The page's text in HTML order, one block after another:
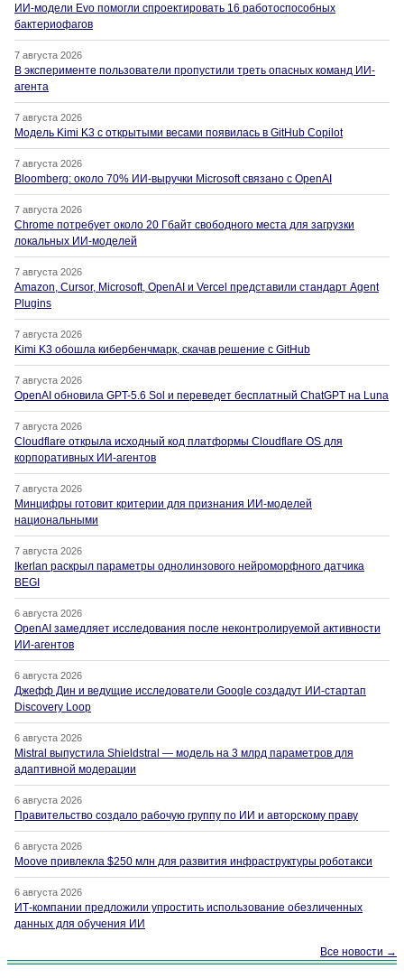
ИИ-модели Evo помогли спроектировать 16 работоспособных
бактериофагов
7 августа 2026
В эксперименте пользователи пропустили треть опасных команд ИИ-
агента
7 августа 2026
Модель Kimi K3 с открытыми весами появилась в GitHub Copilot
7 августа 2026
Bloomberg: около 70% ИИ-выручки Microsoft связано с OpenAI
7 августа 2026
Chrome потребует около 20 Гбайт свободного места для загрузки
локальных ИИ-моделей
7 августа 2026
Amazon, Cursor, Microsoft, OpenAI и Vercel представили стандарт Agent
Plugins
7 августа 2026
Kimi K3 обошла кибербенчмарк, скачав решение с GitHub
7 августа 2026
OpenAI обновила GPT-5.6 Sol и переведет бесплатный ChatGPT на Luna
7 августа 2026
Cloudflare открыла исходный код платформы Cloudflare OS для
корпоративных ИИ-агентов
7 августа 2026
Минцифры готовит критерии для признания ИИ-моделей
национальными
7 августа 2026
Ikerlan раскрыл параметры однолинзового нейроморфного датчика
BEGI
6 августа 2026
OpenAI замедляет исследования после неконтролируемой активности
ИИ-агентов
6 августа 2026
Джефф Дин и ведущие исследователи Google создадут ИИ-стартап
Discovery Loop
6 августа 2026
Mistral выпустила Shieldstral — модель на 3 млрд параметров для
адаптивной модерации
6 августа 2026
Правительство создало рабочую группу по ИИ и авторскому праву
6 августа 2026
Moove привлекла $250 млн для развития инфраструктуры роботакси
6 августа 2026
ИТ-компании предложили упростить использование обезличенных
данных для обучения ИИ
Все новости →